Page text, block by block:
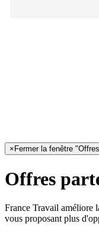
× Fermer la fenêtre
Offres
France Travail améliore
vous proposant plus